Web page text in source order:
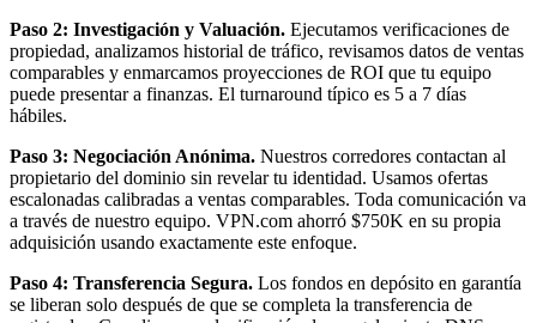
Paso 2: Investigación y Valuación. Ejecutamos verificaciones de
propiedad, analizamos historial de tráfico, revisamos datos de ventas
comparables y enmarcamos proyecciones de ROI que tu equipo
puede presentar a finanzas. El turnaround típico es 5 a 7 días
hábiles.
Paso 3: Negociación Anónima. Nuestros corredores contactan al
propietario del dominio sin revelar tu identidad. Usamos ofertas
escalonadas calibradas a ventas comparables. Toda comunicación va
a través de nuestro equipo. VPN.com ahorró $750K en su propia
adquisición usando exactamente este enfoque.
Paso 4: Transferencia Segura. Los fondos en depósito en garantía
se liberan solo después de que se completa la transferencia de